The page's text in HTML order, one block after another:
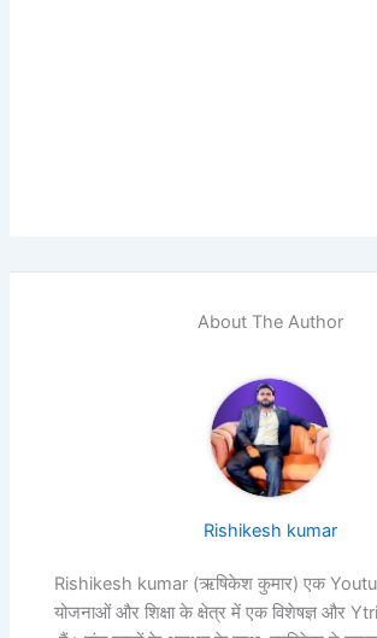
About The Author
Rishikesh kumar
Rishikesh kumar (ऋषिकेश कुमार) एक
योजनाओं और शिक्षा के क्षेत्र में एक विशेषज्ञ और